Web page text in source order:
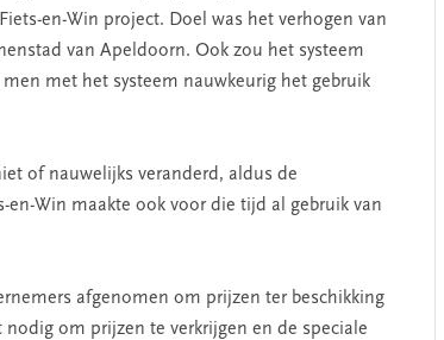
en-Win project. Doel was het verhogen van
van Apeldoorn. Ook zou het systeem
met het systeem nauwkeurig het gebruik
of nauwelijks veranderd, aldus de
Win maakte ook voor die tijd al gebruik van
afgenomen om prijzen ter beschikking
om prijzen te verkrijgen en de speciale